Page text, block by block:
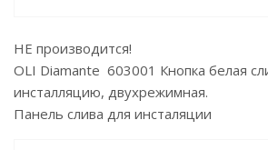
НЕ производится!
OLI Diamante 603001 Кнопка белая
инсталляцию, двухрежимная.
Панель слива для инсталяции